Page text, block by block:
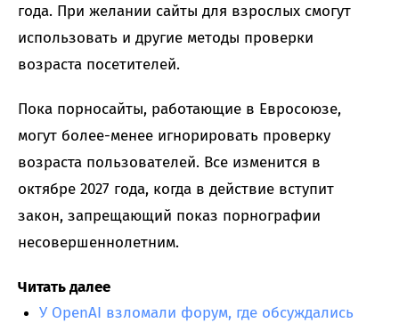
года. При желании сайты для взрослых смогут
использовать и другие методы проверки
возраста посетителей.
Пока порносайты, работающие в Евросоюзе,
могут более-менее игнорировать проверку
возраста пользователей. Все изменится в
октябре 2027 года, когда в действие вступит
закон, запрещающий показ порнографии
несовершеннолетним.
Читать далее
У OpenAI взломали форум, где обсуждались